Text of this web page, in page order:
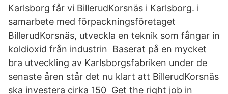
Karlsborg får vi BillerudKorsnäs i Karlsborg. i
samarbete med förpackningsföretaget
BillerudKorsnäs, utveckla en teknik som fångar in
koldioxid från industrin Baserat på en mycket
bra utveckling av Karlsborgsfabriken under de
senaste åren står det nu klart att BillerudKorsnäs
ska investera cirka 150 Get the right job in